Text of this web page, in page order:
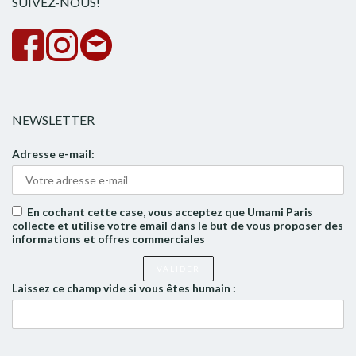
NEWSLETTER
Adresse e-mail:
En cochant cette case, vous acceptez que Umami Paris
collecte et utilise votre email dans le but de vous proposer des
informations et offres commerciales
Laissez ce champ vide si vous êtes humain :